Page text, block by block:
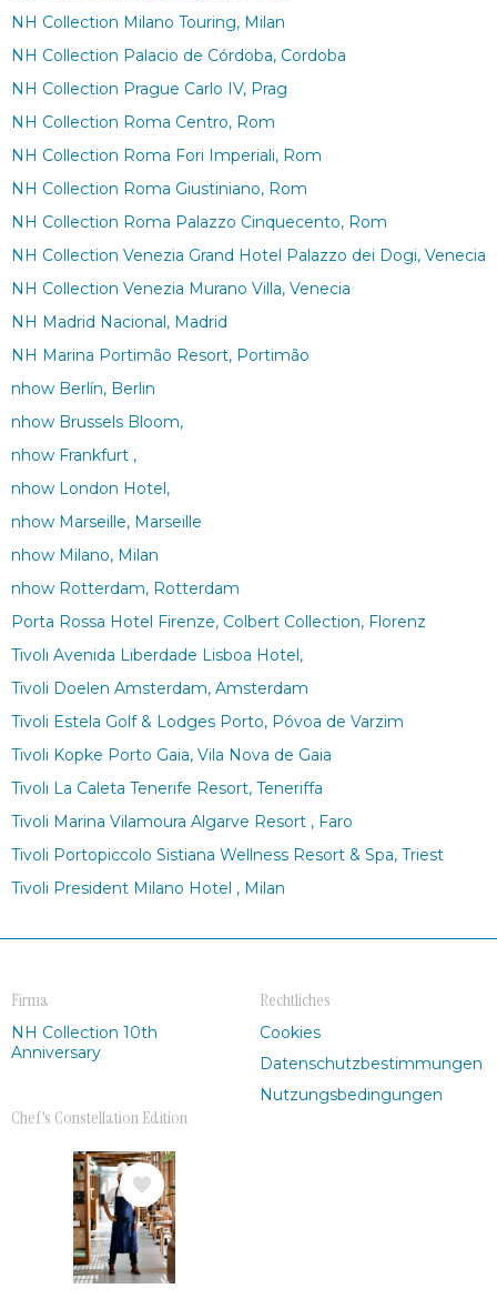
NH Collection Milano Touring, Milan
NH Collection Palacio de Córdoba, Cordoba
NH Collection Prague Carlo IV, Prag
NH Collection Roma Centro, Rom
NH Collection Roma Fori Imperiali, Rom
NH Collection Roma Giustiniano, Rom
NH Collection Roma Palazzo Cinquecento, Rom
NH Collection Venezia Grand Hotel Palazzo dei Dogi, Venecia
NH Collection Venezia Murano Villa, Venecia
NH Madrid Nacional, Madrid
NH Marina Portimão Resort, Portimão
nhow Berlín, Berlin
nhow Brussels Bloom,
nhow Frankfurt ,
nhow London Hotel,
nhow Marseille, Marseille
nhow Milano, Milan
nhow Rotterdam, Rotterdam
Porta Rossa Hotel Firenze, Colbert Collection, Florenz
Tivoli Avenida Liberdade Lisboa Hotel,
Tivoli Doelen Amsterdam, Amsterdam
Tivoli Estela Golf & Lodges Porto, Póvoa de Varzim
Tivoli Kopke Porto Gaia, Vila Nova de Gaia
Tivoli La Caleta Tenerife Resort, Teneriffa
Tivoli Marina Vilamoura Algarve Resort , Faro
Tivoli Portopiccolo Sistiana Wellness Resort & Spa, Triest
Tivoli President Milano Hotel , Milan
Firma
NH Collection 10th
Anniversary
Chef's Constellation Edition
Bild
Rechtliches
Cookies
Datenschutzbestimmungen
Nutzungsbedingungen